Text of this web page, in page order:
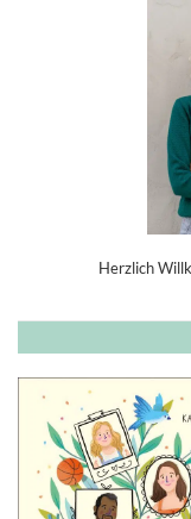
Herzlich